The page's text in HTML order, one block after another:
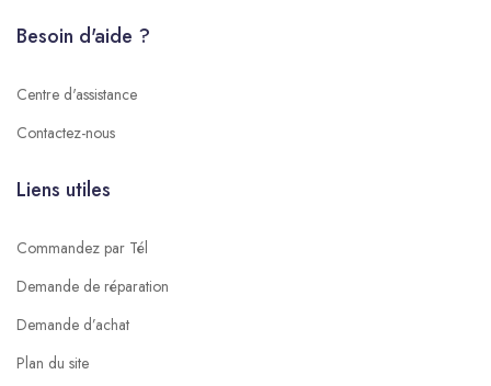
Besoin d'aide ?
Centre d'assistance
Contactez-nous
Liens utiles
Commandez par Tél
Demande de réparation
Demande d’achat
Plan du site